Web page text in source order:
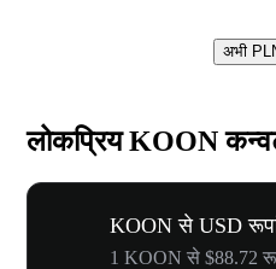
अभी
लोकप्रिय KOON
KOON से USD
1 KOON से $88.72